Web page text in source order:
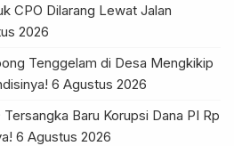
CPO Dilarang Lewat Jalan
2026
Tenggelam di Desa Mengkikip
6 Agustus 2026
Baru Korupsi Dana PI Rp
6 Agustus 2026